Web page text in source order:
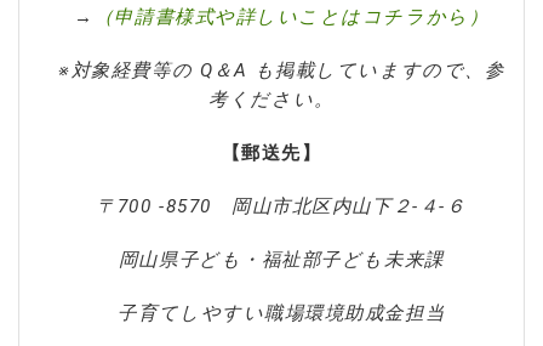
→ （申請書様式や詳しいことはコチラから）
※対象経費等の Q＆A も掲載していますので、参
考ください。
【郵送先】
〒700 -8570 岡山市北区内山下２-４-６
岡山県子ども・福祉部子ども未来課
子育てしやすい職場環境助成金担当